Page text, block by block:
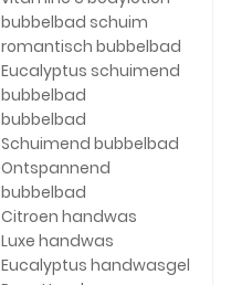
bubbelbad schuim
romantisch bubbelbad
Eucalyptus schuimend
bubbelbad
bubbelbad
Schuimend bubbelbad
Ontspannend
bubbelbad
Citroen handwas
Luxe handwas
Eucalyptus handwasgel